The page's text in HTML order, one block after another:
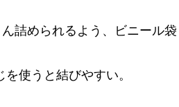
詰められるよう、ビニール袋
使うと結びやすい。